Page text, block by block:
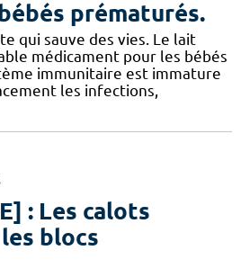
prématurés.
qui sauve des vies. Le lait
médicament pour les bébés
immunitaire est immature
les infections,
: Les calots
blocs